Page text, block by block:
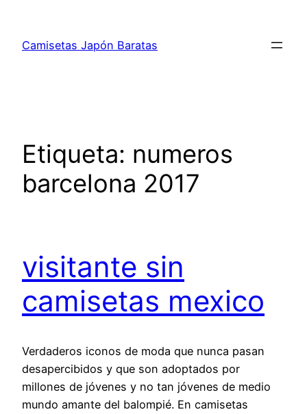
contenido
Camisetas Japón Baratas
Etiqueta: numeros
barcelona 2017
visitante sin
camisetas mexico
Verdaderos iconos de moda que nunca pasan
desapercibidos y que son adoptados por
millones de jóvenes y no tan jóvenes de medio
mundo amante del balompié. En camisetas